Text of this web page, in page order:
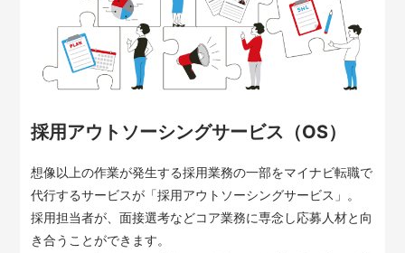
採用アウトソーシングサービス（OS）
想像以上の作業が発生する採用業務の一部をマイナビ転職で
代行するサービスが「採用アウトソーシングサービス」。
採用担当者が、面接選考などコア業務に専念し応募人材と向
き合うことができます。